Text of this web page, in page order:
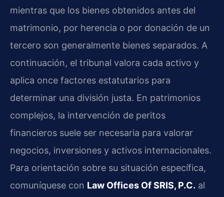
mientras que los bienes obtenidos antes del
matrimonio, por herencia o por donación de un
tercero son generalmente bienes separados. A
continuación, el tribunal valora cada activo y
aplica once factores estatutarios para
determinar una división justa. En patrimonios
complejos, la intervención de peritos
financieros suele ser necesaria para valorar
negocios, inversiones y activos internacionales.
Para orientación sobre su situación específica,
comuníquese con Law Offices Of SRIS, P.C. al